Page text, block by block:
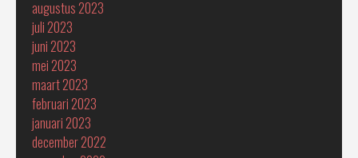
augustus 2023
juli 2023
juni 2023
mei 2023
maart 2023
februari 2023
januari 2023
december 2022